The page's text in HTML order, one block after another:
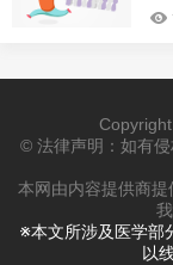
© 法律声明：如有
本网由内容提供商
※本文所涉及医学部
以